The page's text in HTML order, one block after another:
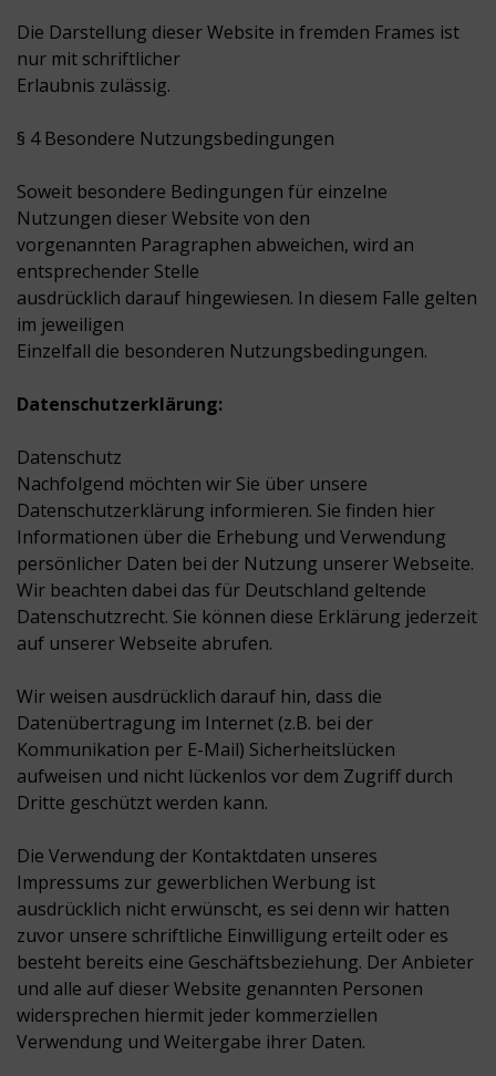
Die Darstellung dieser Website in fremden Frames ist
nur mit schriftlicher
Erlaubnis zulässig.
§ 4 Besondere Nutzungsbedingungen
Soweit besondere Bedingungen für einzelne
Nutzungen dieser Website von den
vorgenannten Paragraphen abweichen, wird an
entsprechender Stelle
ausdrücklich darauf hingewiesen. In diesem Falle gelten
im jeweiligen
Einzelfall die besonderen Nutzungsbedingungen.
Datenschutzerklärung:
Datenschutz
Nachfolgend möchten wir Sie über unsere
Datenschutzerklärung informieren. Sie finden hier
Informationen über die Erhebung und Verwendung
persönlicher Daten bei der Nutzung unserer Webseite.
Wir beachten dabei das für Deutschland geltende
Datenschutzrecht. Sie können diese Erklärung jederzeit
auf unserer Webseite abrufen.
Wir weisen ausdrücklich darauf hin, dass die
Datenübertragung im Internet (z.B. bei der
Kommunikation per E-Mail) Sicherheitslücken
aufweisen und nicht lückenlos vor dem Zugriff durch
Dritte geschützt werden kann.
Die Verwendung der Kontaktdaten unseres
Impressums zur gewerblichen Werbung ist
ausdrücklich nicht erwünscht, es sei denn wir hatten
zuvor unsere schriftliche Einwilligung erteilt oder es
besteht bereits eine Geschäftsbeziehung. Der Anbieter
und alle auf dieser Website genannten Personen
widersprechen hiermit jeder kommerziellen
Verwendung und Weitergabe ihrer Daten.